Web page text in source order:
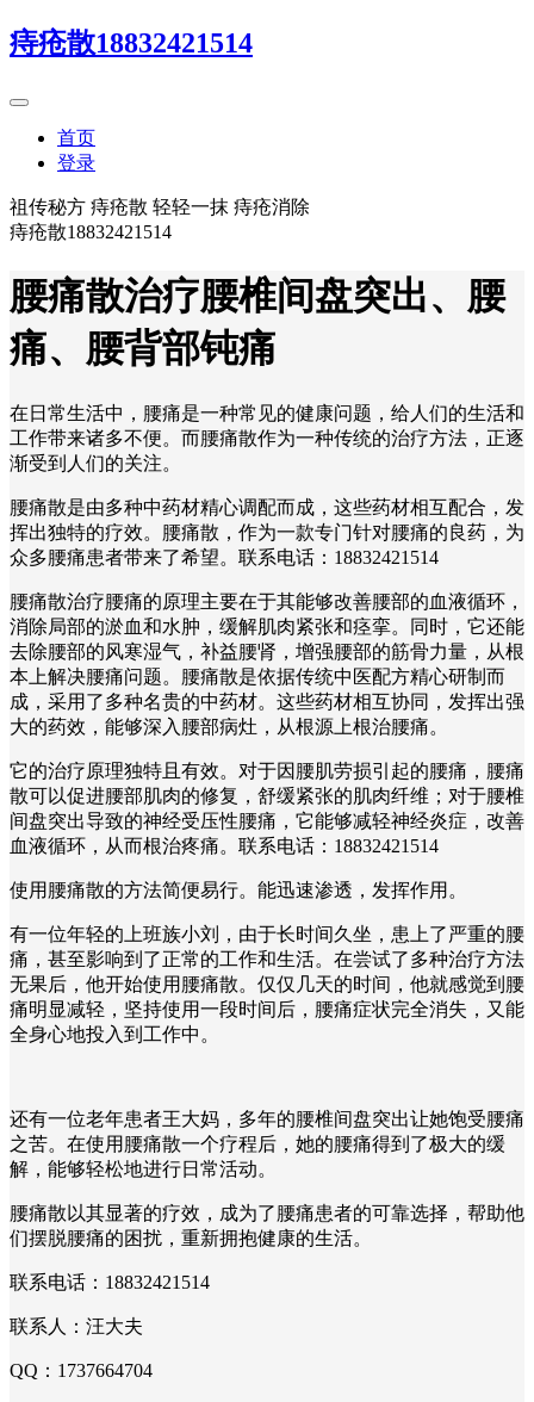
痔疮散18832421514
首页
登录
祖传秘方 痔疮散 轻轻一抹 痔疮消除
痔疮散18832421514
腰痛散治疗腰椎间盘突出、腰
痛、腰背部钝痛
在日常生活中，腰痛是一种常见的健康问题，给人们的生活和
工作带来诸多不便。而腰痛散作为一种传统的治疗方法，正逐
渐受到人们的关注。
腰痛散是由多种中药材精心调配而成，这些药材相互配合，发
挥出独特的疗效。腰痛散，作为一款专门针对腰痛的良药，为
众多腰痛患者带来了希望。联系电话：18832421514
腰痛散治疗腰痛的原理主要在于其能够改善腰部的血液循环，
消除局部的淤血和水肿，缓解肌肉紧张和痉挛。同时，它还能
去除腰部的风寒湿气，补益腰肾，增强腰部的筋骨力量，从根
本上解决腰痛问题。腰痛散是依据传统中医配方精心研制而
成，采用了多种名贵的中药材。这些药材相互协同，发挥出强
大的药效，能够深入腰部病灶，从根源上根治腰痛。
它的治疗原理独特且有效。对于因腰肌劳损引起的腰痛，腰痛
散可以促进腰部肌肉的修复，舒缓紧张的肌肉纤维；对于腰椎
间盘突出导致的神经受压性腰痛，它能够减轻神经炎症，改善
血液循环，从而根治疼痛。联系电话：18832421514
使用腰痛散的方法简便易行。能迅速渗透，发挥作用。
有一位年轻的上班族小刘，由于长时间久坐，患上了严重的腰
痛，甚至影响到了正常的工作和生活。在尝试了多种治疗方法
无果后，他开始使用腰痛散。仅仅几天的时间，他就感觉到腰
痛明显减轻，坚持使用一段时间后，腰痛症状完全消失，又能
全身心地投入到工作中。
还有一位老年患者王大妈，多年的腰椎间盘突出让她饱受腰痛
之苦。在使用腰痛散一个疗程后，她的腰痛得到了极大的缓
解，能够轻松地进行日常活动。
腰痛散以其显著的疗效，成为了腰痛患者的可靠选择，帮助他
们摆脱腰痛的困扰，重新拥抱健康的生活。
联系电话：18832421514
联系人：汪大夫
QQ：1737664704